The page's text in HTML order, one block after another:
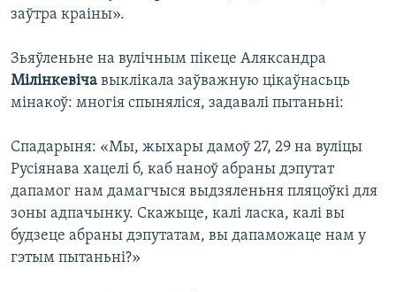
заўтра краіны».
Зьяўленьне на вулічным пікеце Аляксандра
Мілінкевіча выклікала заўважную цікаўнасьць
мінакоў: многія спыняліся, задавалі пытаньні:
Спадарыня: «Мы, жыхары дамоў 27, 29 на вуліцы
Русіянава хацелі б, каб наноў абраны дэпутат
дапамог нам дамагчыся выдзяленьня пляцоўкі для
зоны адпачынку. Скажыце, калі ласка, калі вы
будзеце абраны дэпутатам, вы дапаможаце нам у
гэтым пытаньні?»